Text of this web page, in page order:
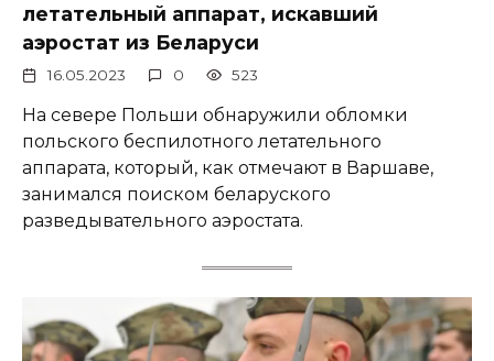
летательный аппарат, искавший
аэростат из Беларуси
16.05.2023 0 523
На севере Польши обнаружили обломки
польского беспилотного летательного
аппарата, который, как отмечают в Варшаве,
занимался поиском беларуского
разведывательного аэростата.